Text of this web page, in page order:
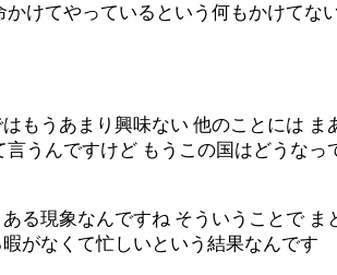
けてやっているという何もかけてな
もうあまり興味ない 他のことには ま
うんですけど もうこの国はどうなっ
る現象なんですね そういうことで ま
がなくて忙しいという結果なんです